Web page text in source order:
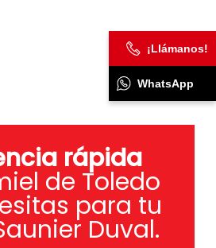
rápida
de Toledo
para tu
Duval.
¡Llámanos!
WhatsApp